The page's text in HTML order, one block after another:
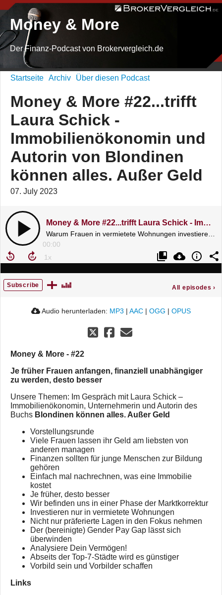
Money & More
Der Finanz-Podcast von Brokervergleich.de
Startseite Archiv Über diesen Podcast
Money & More #22...trifft
Laura Schick -
Immobilienökonomin und
Autorin von Blondinen
können alles. Außer Geld
07. July 2023
Money & More #22...trifft Laura Schick - Immobilienökonomin und Autorin von Blondinen können alles. Außer Geld
Warum Frauen in vermietete Wohnungen investieren sollten und dafür keine Top-Lage brauchen
00:00
Subscribe All episodes ›
Audio herunterladen: MP3 | AAC | OGG | OPUS
Money & More - #22
Je früher Frauen anfangen, finanziell unabhängiger
zu werden, desto besser
Unsere Themen: Im Gespräch mit Laura Schick –
Immobilienökonomin, Unternehmerin und Autorin des
Buchs Blondinen können alles. Außer Geld
Vorstellungsrunde
Viele Frauen lassen ihr Geld am liebsten von
anderen managen
Finanzen sollten für junge Menschen zur Bildung
gehören
Einfach mal nachrechnen, was eine Immobilie
kostet
Je früher, desto besser
Wir befinden uns in einer Phase der Marktkorrektur
Investieren nur in vermietete Wohnungen
Nicht nur präferierte Lagen in den Fokus nehmen
Der (bereinigte) Gender Pay Gap lässt sich
überwinden
Analysiere Dein Vermögen!
Abseits der Top-7-Städte wird es günstiger
Vorbild sein und Vorbilder schaffen
Links